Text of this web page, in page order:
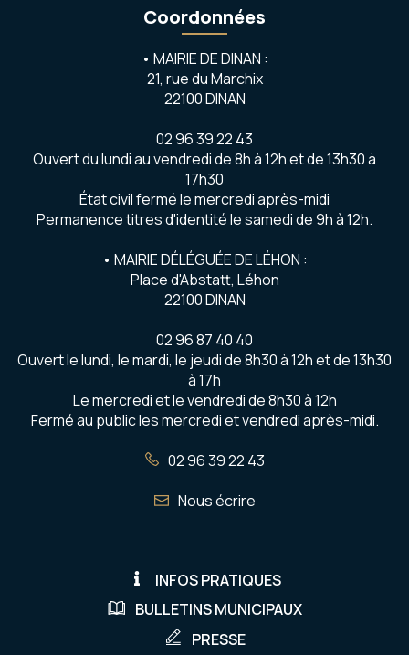
Coordonnées
• MAIRIE DE DINAN :
21, rue du Marchix
22100 DINAN
02 96 39 22 43
Ouvert du lundi au vendredi de 8h à 12h et de 13h30 à
17h30
État civil fermé le mercredi après-midi
Permanence titres d'identité le samedi de 9h à 12h.
• MAIRIE DÉLÉGUÉE DE LÉHON :
Place d'Abstatt, Léhon
22100 DINAN
02 96 87 40 40
Ouvert le lundi, le mardi, le jeudi de 8h30 à 12h et de 13h30
à 17h
Le mercredi et le vendredi de 8h30 à 12h
Fermé au public les mercredi et vendredi après-midi.
02 96 39 22 43
Nous écrire
INFOS PRATIQUES
BULLETINS MUNICIPAUX
PRESSE